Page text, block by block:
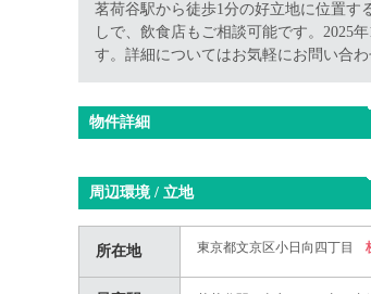
茗荷谷駅から徒歩1分の好立地に位置す
しで、飲食店もご相談可能です。2025
す。詳細についてはお気軽にお問い合わ
物件詳細
周辺環境 / 立地
所在地 東京都文京区小日向四丁目